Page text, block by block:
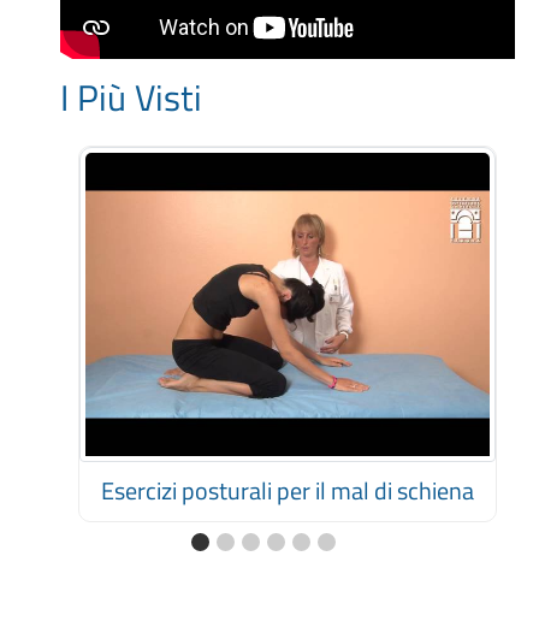
I Più Visti
Esercizi posturali per il mal di schiena